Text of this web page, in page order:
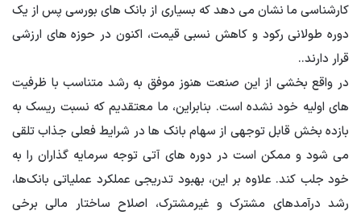
کارشناسی ما نشان می دهد که بسیاری از بانک های بورسی پس از یک
دوره طولانی رکود و کاهش نسبی قیمت، اکنون در حوزه های ارزشی
قرار دارند..
در واقع بخشی از این صنعت هنوز موفق به رشد متناسب با ظرفیت
های اولیه خود نشده است. بنابراین، ما معتقدیم که نسبت ریسک به
بازده بخش قابل توجهی از سهام بانک ها در شرایط فعلی جذاب تلقی
می شود و ممکن است در دوره های آتی توجه سرمایه گذاران را به
خود جلب کند. علاوه بر این، بهبود تدریجی عملکرد عملیاتی بانک‌ها،
رشد درآمدهای مشترک و غیرمشترک، اصلاح ساختار مالی برخی